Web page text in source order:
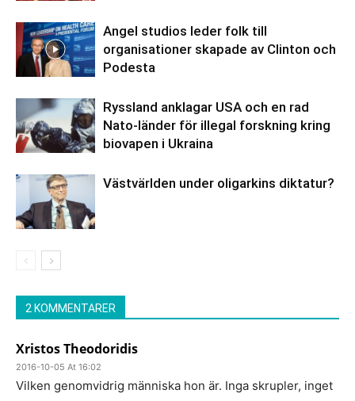
Angel studios leder folk till
organisationer skapade av Clinton och
Podesta
Ryssland anklagar USA och en rad
Nato-länder för illegal forskning kring
biovapen i Ukraina
Västvärlden under oligarkins diktatur?
2 KOMMENTARER
Xristos Theodoridis
2016-10-05 At 16:02
Vilken genomvidrig människa hon är. Inga skrupler, inget